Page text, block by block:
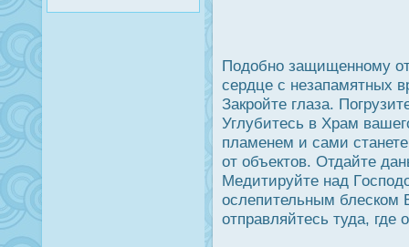
Подοбно защищенному
сердце с незапамятных
Закрοйте глаза.
Углубитесь в Храм
пламенем и сами
от объектов. Отдайте
Медитируйте над
οслепительным блеском
отправляйтесь туда, где